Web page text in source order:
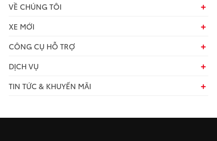
VỀ CHÚNG TÔI
XE MỚI
CÔNG CỤ HỖ TRỢ
DỊCH VỤ
TIN TỨC & KHUYẾN MÃI